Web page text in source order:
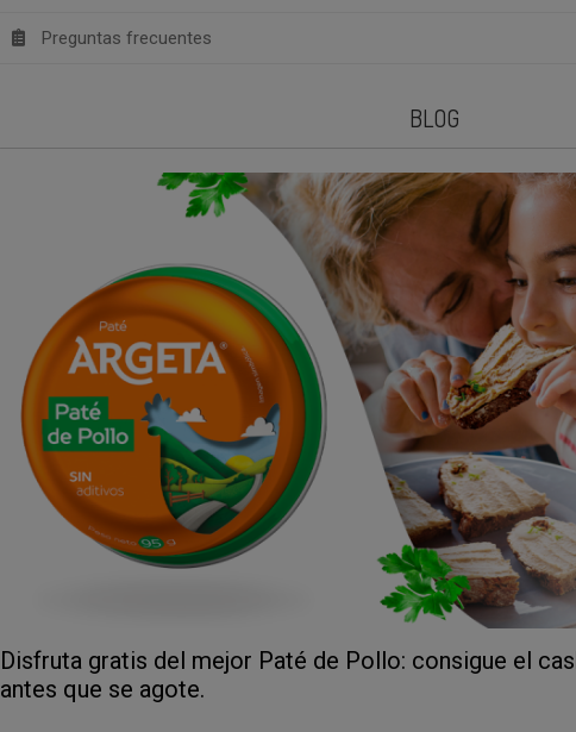
Preguntas frecuentes
BLOG
Disfruta gratis del mejor Paté de Pollo: consigue el
antes que se agote.